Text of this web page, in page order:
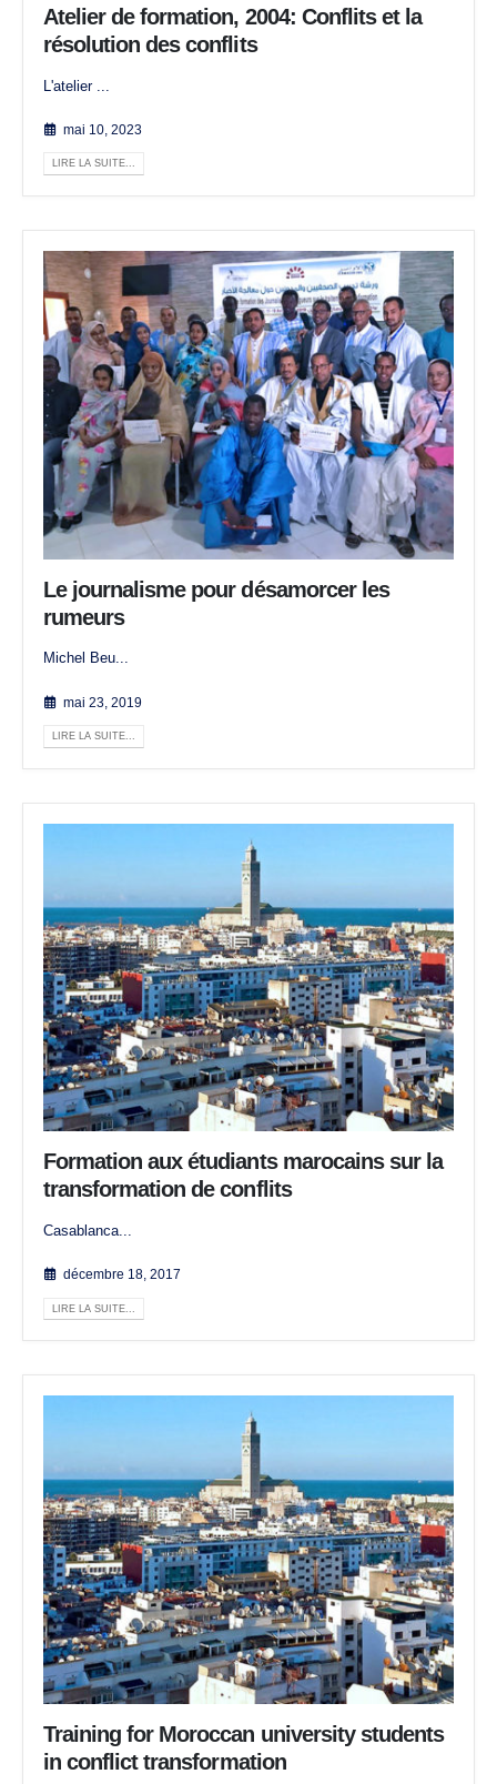
Atelier de formation, 2004: Conflits et la
résolution des conflits
L'atelier ...
mai 10, 2023
LIRE LA SUITE...
Le journalisme pour désamorcer les
rumeurs
Michel Beu...
mai 23, 2019
LIRE LA SUITE...
Formation aux étudiants marocains sur la
transformation de conflits
Casablanca...
décembre 18, 2017
LIRE LA SUITE...
Training for Moroccan university students
in conflict transformation